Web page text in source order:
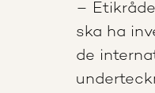
–
ska ha
de